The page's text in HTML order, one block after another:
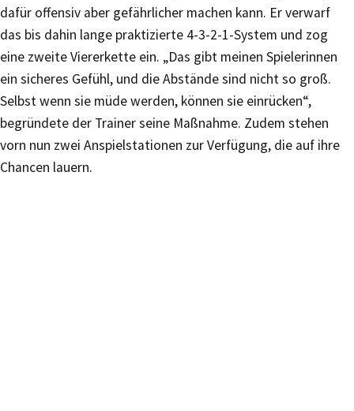
dafür offensiv aber gefährlicher machen kann. Er verwarf
das bis dahin lange praktizierte 4-3-2-1-System und zog
eine zweite Viererkette ein. „Das gibt meinen Spielerinnen
ein sicheres Gefühl, und die Abstände sind nicht so groß.
Selbst wenn sie müde werden, können sie einrücken“,
begründete der Trainer seine Maßnahme. Zudem stehen
vorn nun zwei Anspielstationen zur Verfügung, die auf ihre
Chancen lauern.